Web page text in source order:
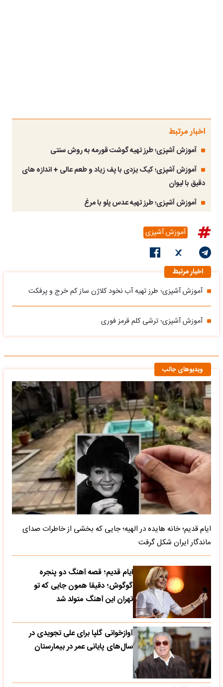
اخبار مرتبط
آموزش آشپزی؛ طرز تهیه گوشت قورمه به روش سنتی
آموزش آشپزی؛ کیک یزدی با پف زیاد و طعم عالی + اندازه های
دقیق با لیوان
آموزش آشپزی؛ طرز تهیه عدس پلو با مرغ
آموزش آشپزی
اخبار مرتبط
آموزش آشپزی؛ طرز تهیه آب نخود کلاژن ساز کم خرج و پرفکت
آموزش آشپزی؛ ترشی کلم قرمز فوری
ویدیوهای جالب
ایام قدیم؛ خانه هایده در الهیه؛ جایی که بخشی از خاطرات صدای
ماندگار ایران شکل گرفت
ایام قدیم؛ قصه آهنگ دو پنجره
گوگوش؛ دقیقا همون جایی که تو
تهران این آهنگ متولد شد
آوازخوانی گلپا برای علی تجویدی در
سال‌های پایانی عمر در بیمارستان